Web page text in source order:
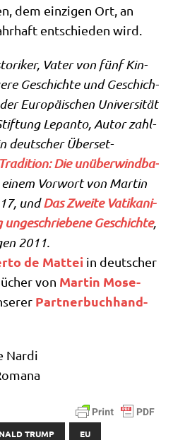
dem ein­zi­gen Ort, an
ent­schie­den wird.
Vater von fünf Kin­
Geschich­te und Geschich­
Euro­päi­schen Uni­ver­si­tät
Lepan­to, Autor zahl­
deut­scher Über­set­
Die unüber­wind­ba­
Vor­wort von Mar­tin
undDas Zwei­te Vati­ka­ni­
unge­schrie­be­ne Geschich­te,
2011.
de Mat­tei in deut­scher
von Mar­tin Mose­
Part­ner­buch­hand­
Nar­di
TRUMP EU